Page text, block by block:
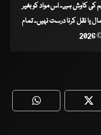
ٹیم کی کاوش ہے۔ اس مواد کو بغیر
نقل کرنا درست نہیں۔ تمام
WhatsApp